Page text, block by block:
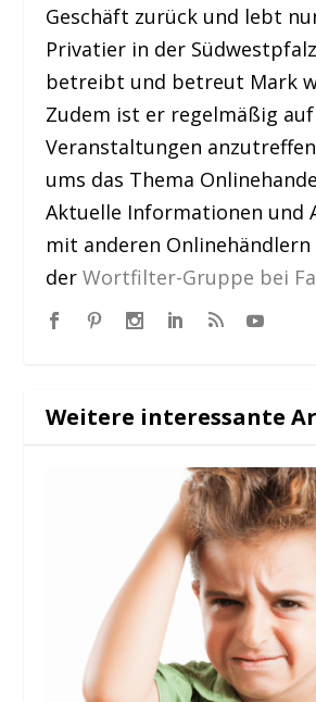
Geschäft zurück und lebt
Privatier in der
betreibt und betreut Mark
Zudem ist er regelmäßig auf
Veranstaltungen
ums das Thema
Aktuelle Informationen und
mit anderen
derWortfilter-Gruppe bei
Weitere interessante